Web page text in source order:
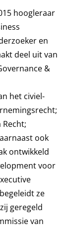
hoogleraar
en
deel uit van
&
het civiel-
ook
ontwikkeld
voor
ze
geregeld
van